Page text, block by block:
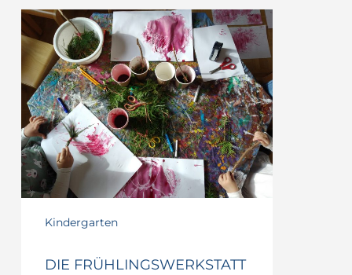
Die
Frühlingswerkstatt
der
Gruppe
1
Kindergarten
DIE FRÜHLINGSWERKSTATT